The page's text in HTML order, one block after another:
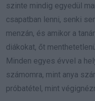
szinte mindig egyedül
csapatban lenni, senki
menzán, és amikor a
diákokat, őt
Minden egyes évvel a
számomra, mint anya
próbatétel, mint